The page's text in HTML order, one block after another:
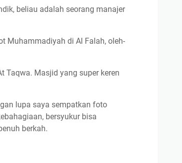
beliau adalah seorang manajer
Muhammadiyah di Al Falah, oleh-
Taqwa. Masjid yang super keren
lupa saya sempatkan foto
bersyukur bisa
berkah.